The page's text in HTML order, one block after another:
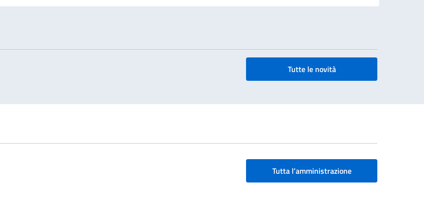
Tutte le novità
Tutta l’amministrazione